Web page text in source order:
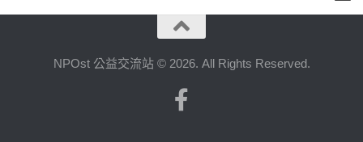
NPOst 公益交流站 © 2026. All Rights Reserved.